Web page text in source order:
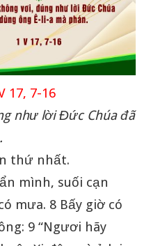
17, 7-16
như lời Đức Chúa đã
thứ nhất.
mình, suối cạn
mưa. 8 Bấy giờ có
9 “Ngươi hãy